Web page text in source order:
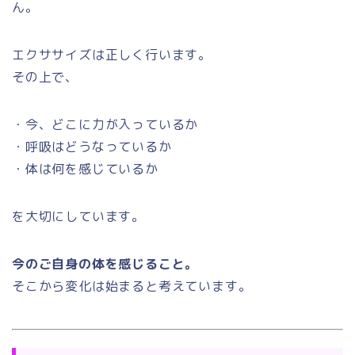
ん。
エクササイズは正しく行います。
その上で、
・今、どこに力が入っているか
・呼吸はどうなっているか
・体は何を感じているか
を大切にしています。
今のご自身の体を感じること。
そこから変化は始まると考えています。